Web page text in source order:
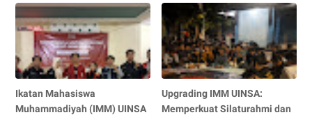
Ikatan Mahasiswa
Muhammadiyah (IMM) UINSA
Upgrading IMM UINSA:
Memperkuat Silaturahmi dan